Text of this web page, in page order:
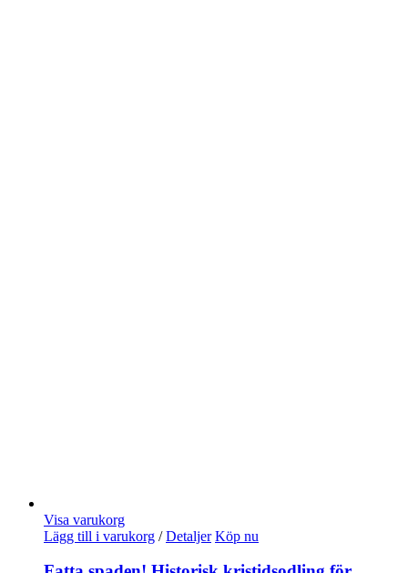
Visa varukorg
Lägg till i varukorg / Detaljer Köp nu